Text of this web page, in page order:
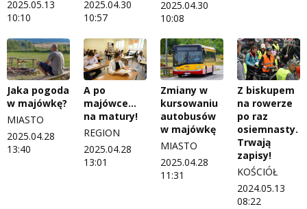
2025.05.13
10:10
2025.04.30
10:57
2025.04.30
10:08
Jaka pogoda
w majówkę?
MIASTO
2025.04.28
13:40
A po
majówce…
na matury!
REGION
2025.04.28
13:01
Zmiany w
kursowaniu
autobusów
w majówkę
MIASTO
2025.04.28
11:31
Z biskupem
na rowerze
po raz
osiemnasty.
Trwają
zapisy!
KOŚCIÓŁ
2024.05.13
08:22